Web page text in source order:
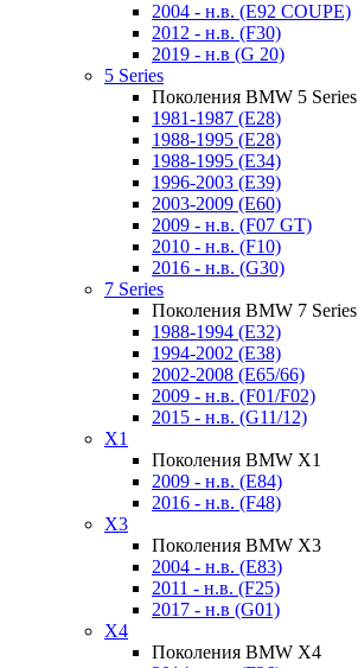
2004 - н.в. (E92 COUPE)
2012 - н.в. (F30)
2019 - н.в (G 20)
5 Series
Поколения BMW 5 Series
1981-1987 (E28)
1988-1995 (E28)
1988-1995 (E34)
1996-2003 (E39)
2003-2009 (E60)
2009 - н.в. (F07 GT)
2010 - н.в. (F10)
2016 - н.в. (G30)
7 Series
Поколения BMW 7 Series
1988-1994 (E32)
1994-2002 (E38)
2002-2008 (E65/66)
2009 - н.в. (F01/F02)
2015 - н.в. (G11/12)
X1
Поколения BMW X1
2009 - н.в. (E84)
2016 - н.в. (F48)
X3
Поколения BMW X3
2004 - н.в. (E83)
2011 - н.в. (F25)
2017 - н.в (G01)
X4
Поколения BMW X4